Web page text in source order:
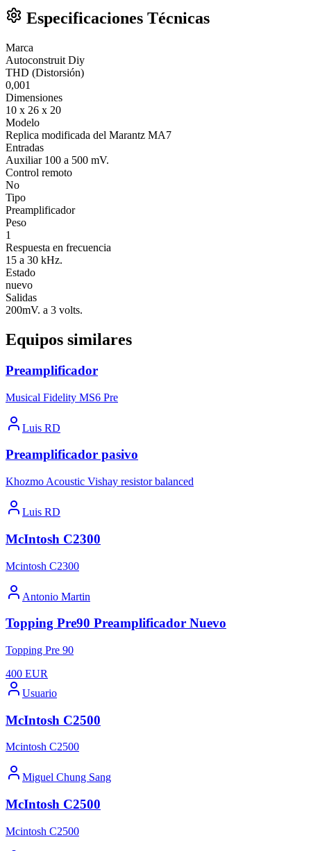
Especificaciones Técnicas
Marca
Autoconstruit Diy
THD (Distorsión)
0,001
Dimensiones
10 x 26 x 20
Modelo
Replica modificada del Marantz MA7
Entradas
Auxiliar 100 a 500 mV.
Control remoto
No
Tipo
Preamplificador
Peso
1
Respuesta en frecuencia
15 a 30 kHz.
Estado
nuevo
Salidas
200mV. a 3 volts.
Equipos similares
Preamplificador
Musical Fidelity MS6 Pre
Luis RD
Preamplificador pasivo
Khozmo Acoustic Vishay resistor balanced
Luis RD
McIntosh C2300
Mcintosh C2300
Antonio Martin
Topping Pre90 Preamplificador Nuevo
Topping Pre 90
400 EUR
Usuario
McIntosh C2500
Mcintosh C2500
Miguel Chung Sang
McIntosh C2500
Mcintosh C2500